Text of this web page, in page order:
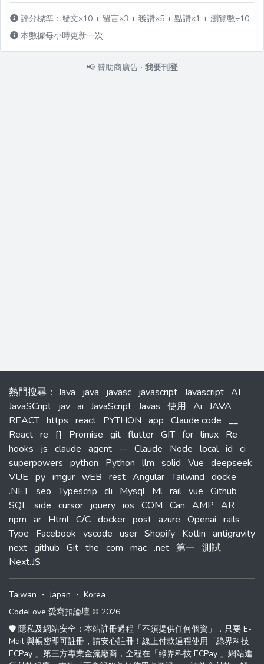
評分標準：發文×10 + 留言×3 + 獲讚×5 + 點讚×1 + 瀏覽數÷10
本數據每小時更新一次
📢 贊助商廣告 · 我要刊登
熱門搜尋 ： Java java javasc javascript Javascript AI
JavaSCript jav ai JavaScript Javas 使用 Ai JAVA
REACT https react PYTHON app Claude code __
React re [] Promise git flutter GIT for linux Re
hooks
js claude agent -- Claude Node local id ci
superpowers python Python llm solid Vue deepseek
VUE py imgur wEB rest Angular Tailwind docke
.NET seo Typescrip cli Mysql Ml rail vue Github
SQL side cursor jquery ios COM Can AMP AR
npm ar Html C/C docker post azure Openai rails
Type
Facebook vscode user Shopify Kotlin antigravity
next github Git the com mac .net 第一 測試
Next.JS
Taiwan ・Japan ・ Korea
CodeLove 愛寫扣論壇 © 2026
🛡️ 隱私及網站安全：本站註冊過程「不須提供任何個資」，只要 E-
Mail 與帳密即可註冊，請安心註冊！線上付款過程使用「綠界科技
ECPay 」第三方專業金流廠商，全程在「綠界科技 ECPay 」網站進